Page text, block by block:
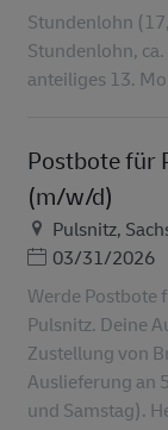
Stundenlohn
Stundenlohn,
anteiliges 13.
Postbote für
(m/w/d)
Τοποθεσία
Pulsnitz,
Ημερομηνία
03/31/2026
Werde Postbote
Pulsnitz. Deine
Zustellung von
Auslieferung an
und Samstag).